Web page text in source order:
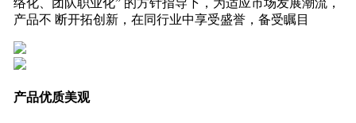
络化、团队职业化” 的方针指导下，为适应市场发展潮流，
产品不 断开拓创新，在同行业中享受盛誉，备受瞩目
产品优质美观